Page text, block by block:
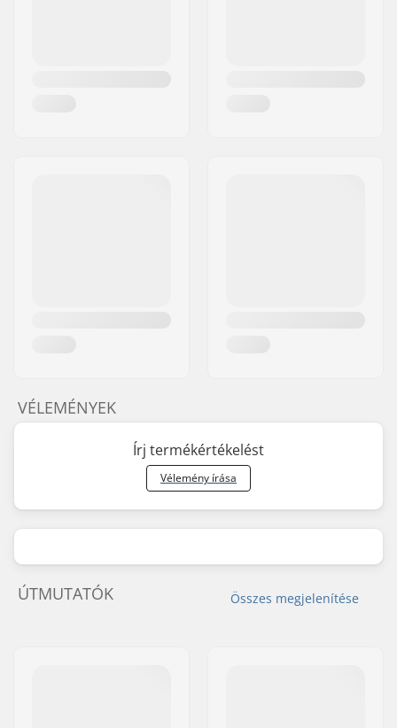
VÉLEMÉNYEK
Írj termékértékelést
Vélemény írása
Összes megjelenítése
ÚTMUTATÓK